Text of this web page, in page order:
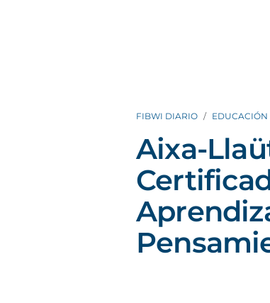
FIBWI DIARIO EDUCACIÓN
Aixa-